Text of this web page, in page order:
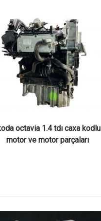
octavia 1.4 tdı caxa kodlu
motor ve motor parçaları